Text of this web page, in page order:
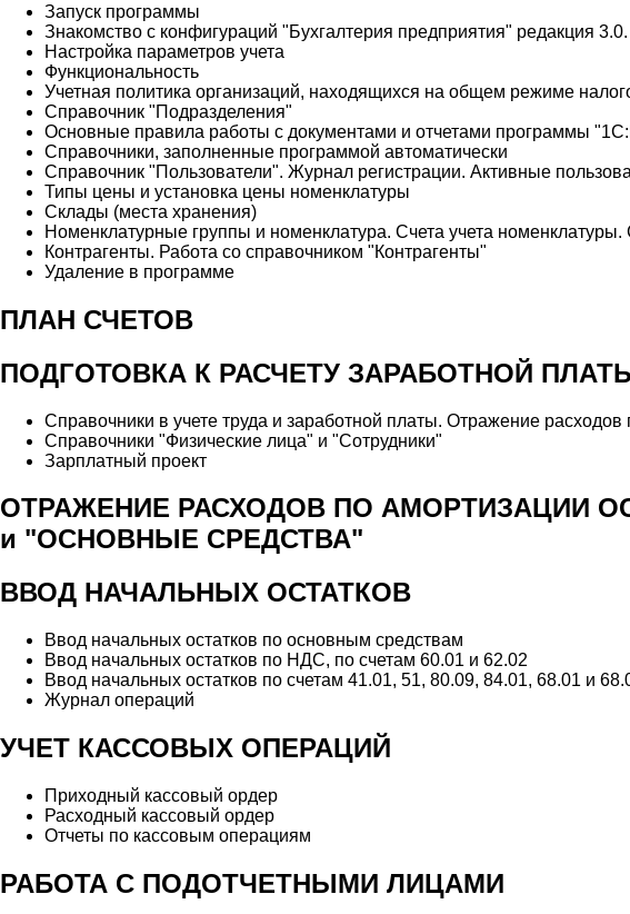
Запуск программы
Знакомство с конфигураций "Бухгалтерия предприятия" редакция
Настройка параметров учета
Функциональность
Учетная политика организаций, находящихся на общем режиме
Справочник "Подразделения"
Основные правила работы с документами и отчетами программы
Справочники, заполненные программой автоматически
Справочник "Пользователи". Журнал регистрации. Активные
Типы цены и установка цены номенклатуры
Склады (места хранения)
Номенклатурные группы и номенклатура. Счета учета
Контрагенты. Работа со справочником "Контрагенты"
Удаление в программе
ПЛАН СЧЕТОВ
ПОДГОТОВКА К РАСЧЕТУ ЗАРАБОТНОЙ
Справочники в учете труда и заработной платы. Отражение расходов
Справочники "Физические лица" и "Сотрудники"
Зарплатный проект
ОТРАЖЕНИЕ РАСХОДОВ ПО АМОРТИЗАЦИИ
и "ОСНОВНЫЕ СРЕДСТВА"
ВВОД НАЧАЛЬНЫХ ОСТАТКОВ
Ввод начальных остатков по основным средствам
Ввод начальных остатков по НДС, по счетам 60.01 и 62.02
Ввод начальных остатков по счетам 41.01, 51, 80.09, 84.01, 68.01 и
Журнал операций
УЧЕТ КАССОВЫХ ОПЕРАЦИЙ
Приходный кассовый ордер
Расходный кассовый ордер
Отчеты по кассовым операциям
РАБОТА С ПОДОТЧЕТНЫМИ ЛИЦАМИ